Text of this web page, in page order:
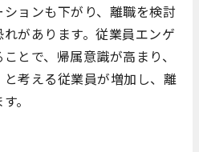
ョンも下がり、離職を検討
があります。従業員エンゲ
とで、帰属意識が高まり、
と考える従業員が増加し、離
。